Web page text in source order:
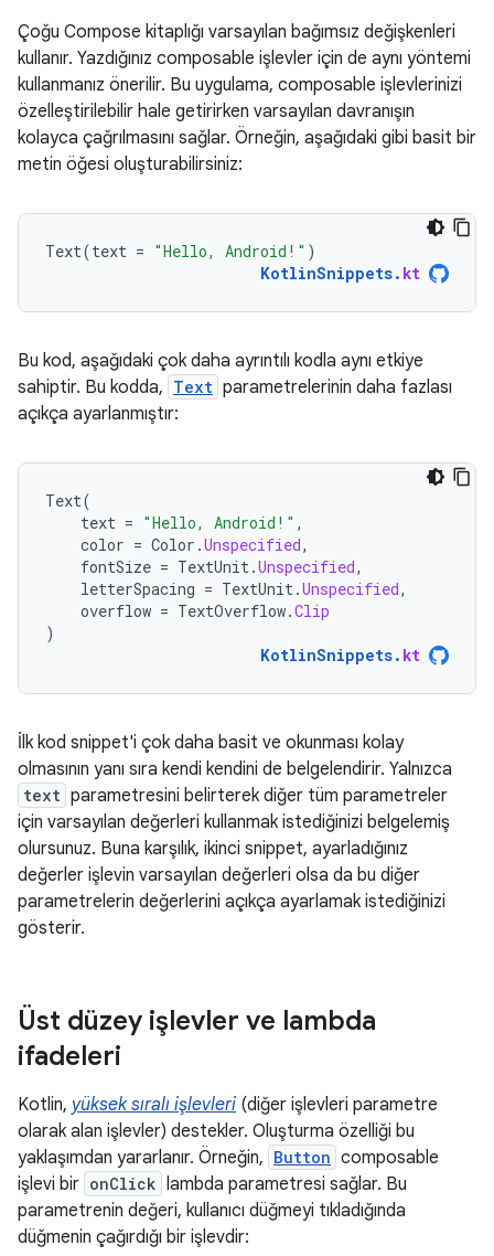
Çoğu Compose kitaplığı varsayılan bağımsız değişkenleri
kullanır. Yazdığınız composable işlevler için de aynı yöntemi
kullanmanız önerilir. Bu uygulama, composable işlevlerinizi
özelleştirilebilir hale getirirken varsayılan davranışın
kolayca çağrılmasını sağlar. Örneğin, aşağıdaki gibi basit bir
metin öğesi oluşturabilirsiniz:
Text(text = "Hello, Android!" )
KotlinSnippets. kt
Bu kod, aşağıdaki çok daha ayrıntılı kodla aynı etkiye
sahiptir. Bu kodda, Text parametrelerinin daha fazlası
açıkça ayarlanmıştır:
Text(
text = "Hello, Android!" ,
color = Color .Unspecified,
fontSize = TextUnit.Unspecified,
letterSpacing = TextUnit.Unspecified,
overflow = TextOverflow.Clip
)
KotlinSnippets. kt
İlk kod snippet'i çok daha basit ve okunması kolay
olmasının yanı sıra kendi kendini de belgelendirir. Yalnızca
text parametresini belirterek diğer tüm parametreler
için varsayılan değerleri kullanmak istediğinizi belgelemiş
olursunuz. Buna karşılık, ikinci snippet, ayarladığınız
değerler işlevin varsayılan değerleri olsa da bu diğer
parametrelerin değerlerini açıkça ayarlamak istediğinizi
gösterir.
Üst düzey işlevler ve lambda
ifadeleri
Kotlin, yüksek sıralı işlevleri (diğer işlevleri parametre
olarak alan işlevler) destekler. Oluşturma özelliği bu
yaklaşımdan yararlanır. Örneğin, Button composable
işlevi bir onClick lambda parametresi sağlar. Bu
parametrenin değeri, kullanıcı düğmeyi tıkladığında
düğmenin çağırdığı bir işlevdir: